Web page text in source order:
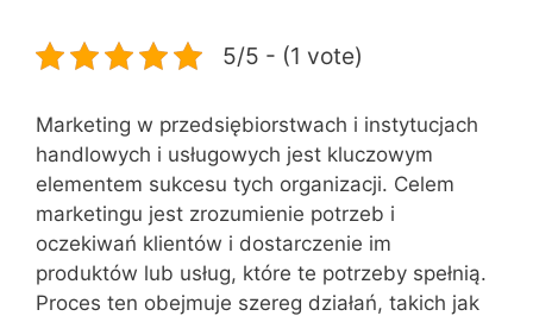
5/5 - (1 vote)
Marketing w przedsiębiorstwach i instytucjach
handlowych i usługowych jest kluczowym
elementem sukcesu tych organizacji. Celem
marketingu jest zrozumienie potrzeb i
oczekiwań klientów i dostarczenie im
produktów lub usług, które te potrzeby spełnią.
Proces ten obejmuje szereg działań, takich jak